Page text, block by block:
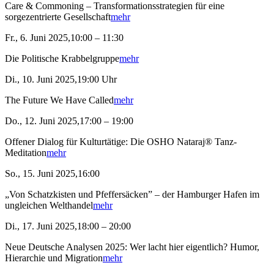
Care & Commoning – Transformationsstrategien für eine
sorgezentrierte Gesellschaftmehr
Fr., 6. Juni 2025,10:00 – 11:30
Die Politische Krabbelgruppemehr
Di., 10. Juni 2025,19:00 Uhr
The Future We Have Calledmehr
Do., 12. Juni 2025,17:00 – 19:00
Offener Dialog für Kulturtätige: Die OSHO Nataraj® Tanz-
Meditationmehr
So., 15. Juni 2025,16:00
„Von Schatzkisten und Pfeffersäcken” – der Hamburger Hafen im
ungleichen Welthandelmehr
Di., 17. Juni 2025,18:00 – 20:00
Neue Deutsche Analysen 2025: Wer lacht hier eigentlich? Humor,
Hierarchie und Migrationmehr